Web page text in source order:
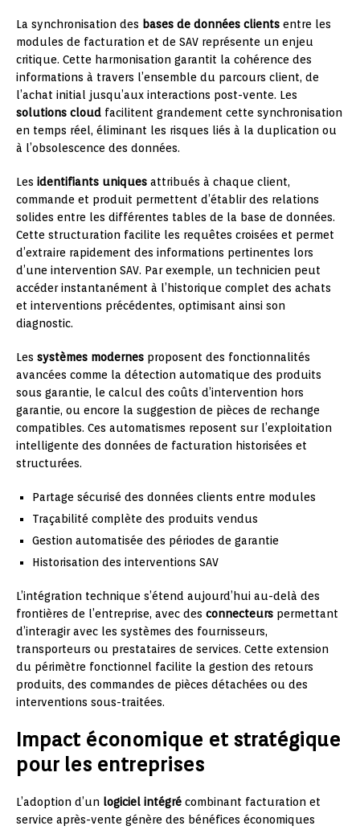
La synchronisation des bases de données clients entre les
modules de facturation et de SAV représente un enjeu
critique. Cette harmonisation garantit la cohérence des
informations à travers l’ensemble du parcours client, de
l’achat initial jusqu’aux interactions post-vente. Les
solutions cloud facilitent grandement cette synchronisation
en temps réel, éliminant les risques liés à la duplication ou
à l’obsolescence des données.
Les identifiants uniques attribués à chaque client,
commande et produit permettent d’établir des relations
solides entre les différentes tables de la base de données.
Cette structuration facilite les requêtes croisées et permet
d’extraire rapidement des informations pertinentes lors
d’une intervention SAV. Par exemple, un technicien peut
accéder instantanément à l’historique complet des achats
et interventions précédentes, optimisant ainsi son
diagnostic.
Les systèmes modernes proposent des fonctionnalités
avancées comme la détection automatique des produits
sous garantie, le calcul des coûts d’intervention hors
garantie, ou encore la suggestion de pièces de rechange
compatibles. Ces automatismes reposent sur l’exploitation
intelligente des données de facturation historisées et
structurées.
Partage sécurisé des données clients entre modules
Traçabilité complète des produits vendus
Gestion automatisée des périodes de garantie
Historisation des interventions SAV
L’intégration technique s’étend aujourd’hui au-delà des
frontières de l’entreprise, avec des connecteurs permettant
d’interagir avec les systèmes des fournisseurs,
transporteurs ou prestataires de services. Cette extension
du périmètre fonctionnel facilite la gestion des retours
produits, des commandes de pièces détachées ou des
interventions sous-traitées.
Impact économique et stratégique
pour les entreprises
L’adoption d’un logiciel intégré combinant facturation et
service après-vente génère des bénéfices économiques